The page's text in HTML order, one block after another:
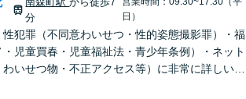
分
日）
性犯罪（不同意わいせつ・性的姿態撮影罪）・福
児童買春・児童福祉法・青少年条例）・ネット
いせつ物・不正アクセス等）に非常に詳しい弁